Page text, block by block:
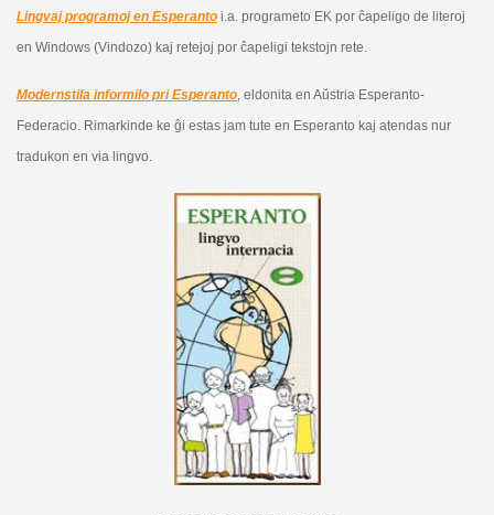
Lingvaj programoj en Esperantoi.a. programeto EK por ĉapeligo de literoj
en Windows (Vindozo) kaj retejoj por ĉapeligi tekstojn rete.
Modernstila informilo pri Esperanto, eldonita en Aŭstria Esperanto-
Federacio. Rimarkinde ke ĝi estas jam tute en Esperanto kaj atendas nur
tradukon en via lingvo.